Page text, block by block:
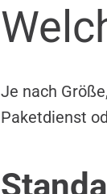
Je nach
Paketdienst